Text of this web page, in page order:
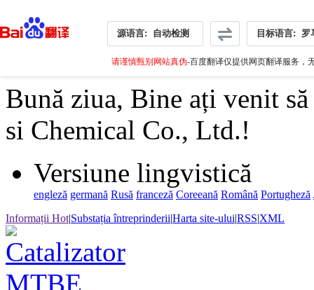
源语言: 自动检测 目标语言: 罗
请谨慎甄别网站真伪-百度翻译仅提供网页翻译服务，